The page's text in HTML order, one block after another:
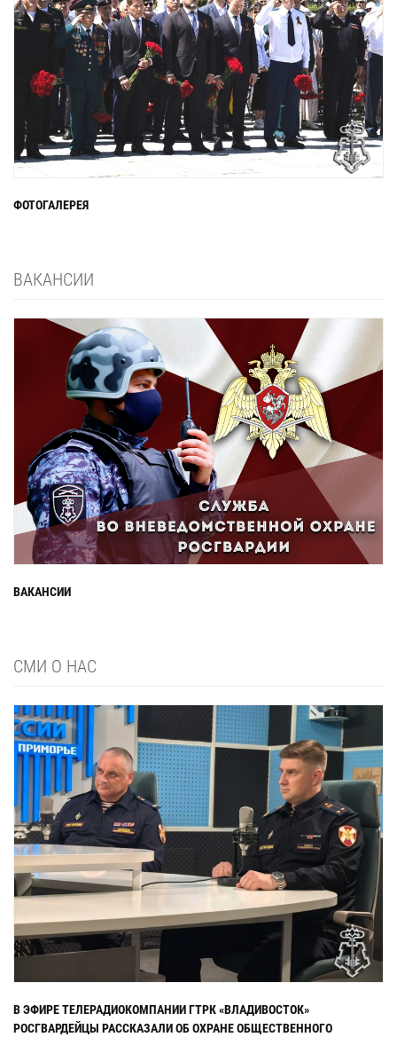
ФОТОГАЛЕРЕЯ
ВАКАНСИИ
ВАКАНСИИ
СМИ О НАС
В ЭФИРЕ ТЕЛЕРАДИОКОМПАНИИ ГТРК «ВЛАДИВОСТОК»
РОСГВАРДЕЙЦЫ РАССКАЗАЛИ ОБ ОХРАНЕ ОБЩЕСТВЕННОГО